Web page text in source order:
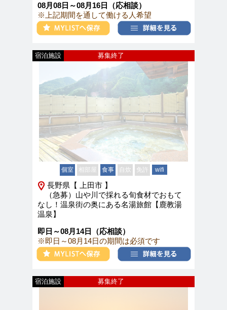
08月08日～08月16日（応相談）
※上記期間を通して働ける人希望
募集終了
宿泊施設
個室 相部屋 食事 自炊 免許 wifi
長野県【 上田市 】
（急募）山や川で採れる旬食材でおもて
なし！温泉街の奥にある名湯旅館【鹿教湯
温泉】
即日～08月14日（応相談）
※即日～08月14日の期間は必須です
新着
募集終了
宿泊施設